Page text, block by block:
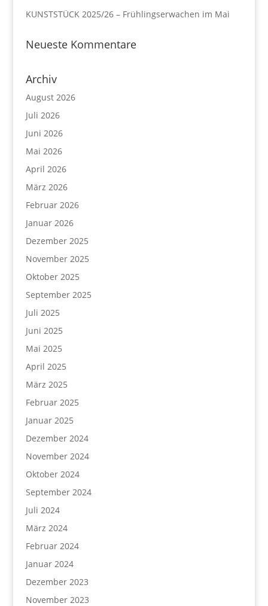
KUNSTSTÜCK 2025/26 – Frühlingserwachen im Mai
Neueste Kommentare
Archiv
August 2026
Juli 2026
Juni 2026
Mai 2026
April 2026
März 2026
Februar 2026
Januar 2026
Dezember 2025
November 2025
Oktober 2025
September 2025
Juli 2025
Juni 2025
Mai 2025
April 2025
März 2025
Februar 2025
Januar 2025
Dezember 2024
November 2024
Oktober 2024
September 2024
Juli 2024
März 2024
Februar 2024
Januar 2024
Dezember 2023
November 2023